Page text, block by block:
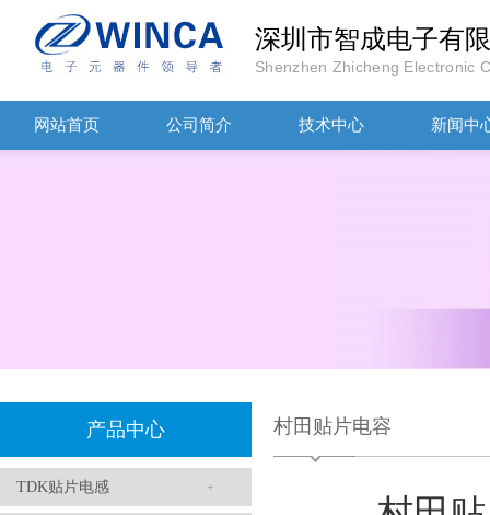
深圳市智成电子有
Shenzhen Zhicheng Electronic
网站首页 公司简介 技术中心 新闻中
产品中心
TDK贴片电感
TDK-EPCOS热敏电阻 B57351V5103H060
村田贴片电容